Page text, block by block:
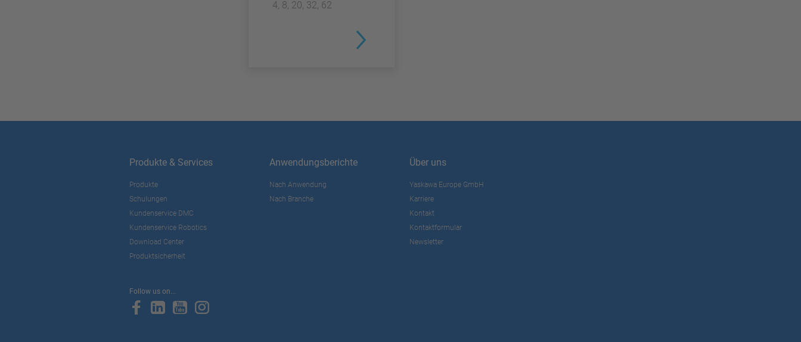
4, 8, 20, 32, 62
Produkte & Services
Produkte
Schulungen
Kundenservice DMC
Kundenservice Robotics
Download Center
Produktsicherheit
Anwendungsberichte
Nach Anwendung
Nach Branche
Über uns
Yaskawa Europe GmbH
Karriere
Kontakt
Kontaktformular
Newsletter
Follow us on...